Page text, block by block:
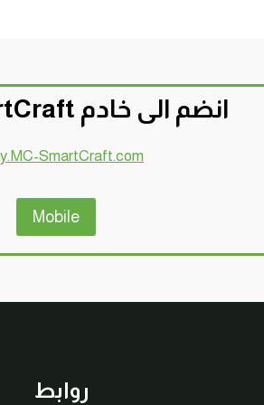
انضم الى خادم SmartCraft الآن
SmartCraft.com
Mobile
روابط